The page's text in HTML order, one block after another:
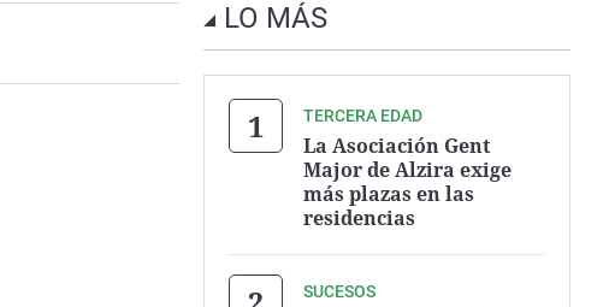
LO MÁS
TERCERA EDAD
La Asociación Gent
Major de Alzira exige
más plazas en las
residencias
SUCESOS